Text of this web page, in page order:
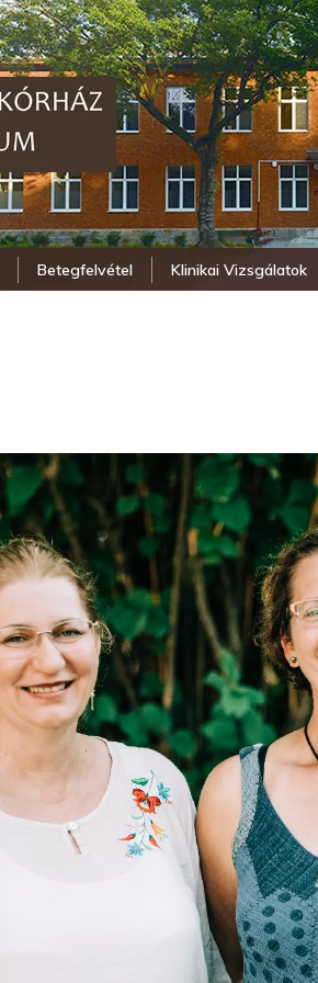
Betegfelvétel Klinikai Vizsgálatok